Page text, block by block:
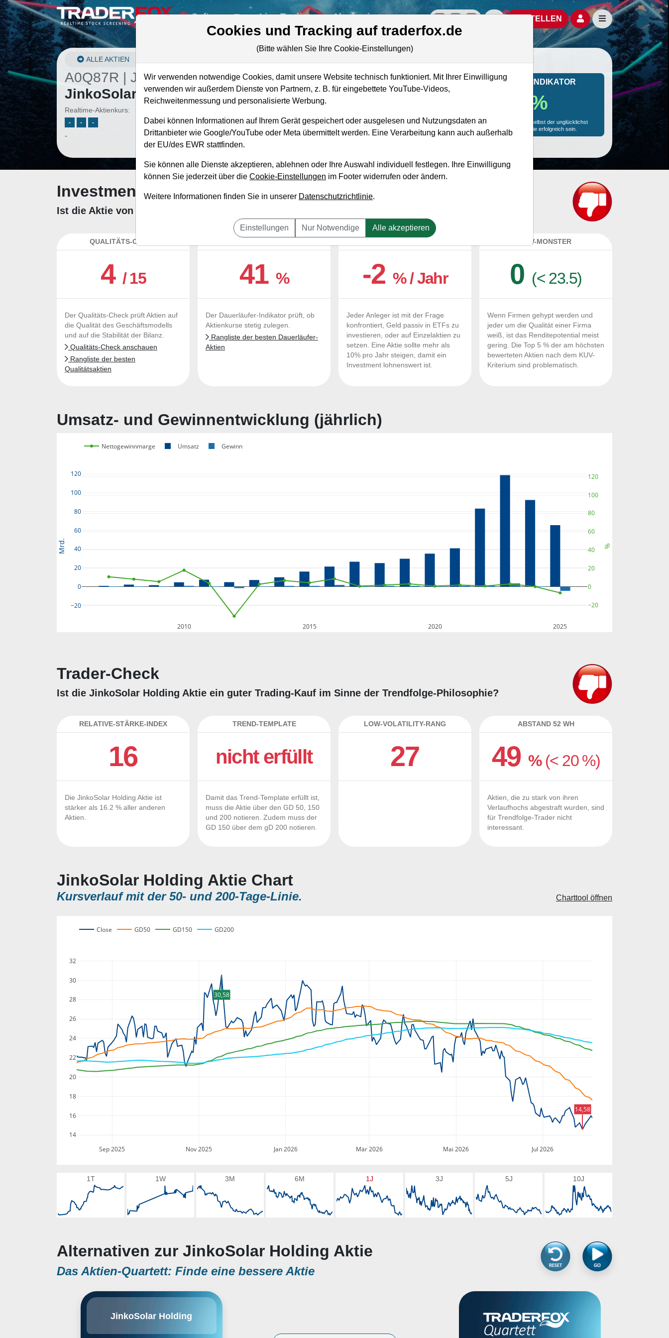
Software Live-Trading Akademie offizielle Social Media-AccountsAktien- und Artikelsuche öffnen
BESTELLEN Seitennavigation
ALLE AKTIEN
A0Q87R | JKS–
JinkoSolar Holding Aktie
Realtime-Aktienkurs:
- - -
-
Marktkapitalisierung 5,80 Mrd. CNY
Unternehmenswert
Umsatz 65,50 Mrd. CNY
MONKEY-TRADER INDIKATOR
36.9 %
Mit 36.9 % Wahrscheinlichkeit wird selbst der unglücklichst
agierende Trader mit dieser Aktie erfolgreich sein.
Investment-Check: Kaufempfehlung?
Ist die Aktie von JinkoSolar Holding zum Kaufen und Liegenlassen geeignet?
QUALITÄTS-CHECK
4 / 15
Der Qualitäts-Check prüft Aktien auf
die Qualität des Geschäftsmodells
und auf die Stabilität der Bilanz.
Qualitäts-Check anschauen
Rangliste der besten
Qualitätsaktien
41 %
Der Dauerläufer-Indikator prüft, ob
Aktienkurse stetig zulegen.
Rangliste der besten Dauerläufer-
Aktien
-2 % / Jahr
Jeder Anleger ist mit der Frage
konfrontiert, Geld passiv in ETFs zu
investieren, oder auf Einzelaktien zu
setzen. Eine Aktie sollte mehr als
10% pro Jahr steigen, damit ein
Investment lohnenswert ist.
KUV-MONSTER
0 (< 23.5)
Wenn Firmen gehypt werden und
jeder um die Qualität einer Firma
weiß, ist das Renditepotential meist
gering. Die Top 5 % der am höchsten
bewerteten Aktien nach dem KUV-
Kriterium sind problematisch.
Umsatz- und Gewinnentwicklung (jährlich)
2010 2015 2020 2025
−20
0
20
40
60
80
100
120
−20
0
20
40
60
80
100
120
Nettogewinnmarge Umsatz Gewinn
Mrd. %
Trader-Check
Ist die JinkoSolar Holding Aktie ein guter Trading-Kauf im Sinne der Trendfolge-Philosophie?
RELATIVE-STÄRKE-INDEX
16
Die JinkoSolar Holding Aktie ist
stärker als 16.2 % aller anderen
Aktien.
TREND-TEMPLATE
nicht erfüllt
Damit das Trend-Template erfüllt ist,
muss die Aktie über den GD 50, 150
und 200 notieren. Zudem muss der
GD 150 über dem gD 200 notieren.
LOW-VOLATILITY-RANG
27
ABSTAND 52 WH
49% (< 20 %)
Aktien, die zu stark von ihren
Verlaufhochs abgestraft wurden, sind
für Trendfolge-Trader nicht
interessant.
JinkoSolar Holding Aktie Chart
Kursverlauf mit der 50- und 200-Tage-Linie. Charttool öffnen
Sep 2025 Nov 2025 Jan 2026 Mär 2026 Mai 2026 Jul 2026
14
16
18
20
22
24
26
28
30
32
Close GD50 GD150 GD200
30,58
14,58
1T 1W 3M 6M 1J 3J 5J 10J
Alternativen zur JinkoSolar Holding Aktie
Das Aktien-Quartett: Finde eine bessere Aktie
JinkoSolar Holding
Hersteller von Solarwafern,
von Siliziumbarren, gehört zu den
Cookies und Tracking auf traderfox.de
(Bitte wählen Sie Ihre Cookie-Einstellungen)
Wir verwenden notwendige Cookies, damit unsere Website technisch funktioniert. Mit Ihrer Einwilligung
verwenden wir außerdem Dienste von Partnern, z. B. für eingebettete YouTube-Videos,
Reichweitenmessung und personalisierte Werbung.
Dabei können Informationen auf Ihrem Gerät gespeichert oder ausgelesen und Nutzungsdaten an
Drittanbieter wie Google/YouTube oder Meta übermittelt werden. Eine Verarbeitung kann auch außerhalb
der EU/des EWR stattfinden.
Sie können alle Dienste akzeptieren, ablehnen oder Ihre Auswahl individuell festlegen. Ihre Einwilligung
können Sie jederzeit über die Cookie-Einstellungen im Footer widerrufen oder ändern.
Weitere Informationen finden Sie in unserer Datenschutzrichtlinie.
Einstellungen Nur Notwendige Alle akzeptieren